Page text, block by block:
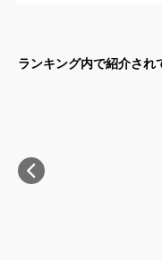
ランキング内で紹介され